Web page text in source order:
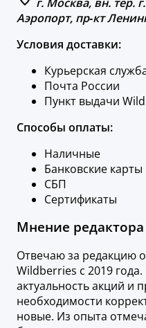
Аэропорт, пр‑кт
Условия доставки:
Курьерская
Почта России
Пункт выдачи
Способы оплаты:
Наличные
Банковские карты
СБП
Сертификаты
Мнение редактора
Отвечаю за редакцию
Wildberries с 2019
актуальность акций и
необходимости
новые. Из опыта